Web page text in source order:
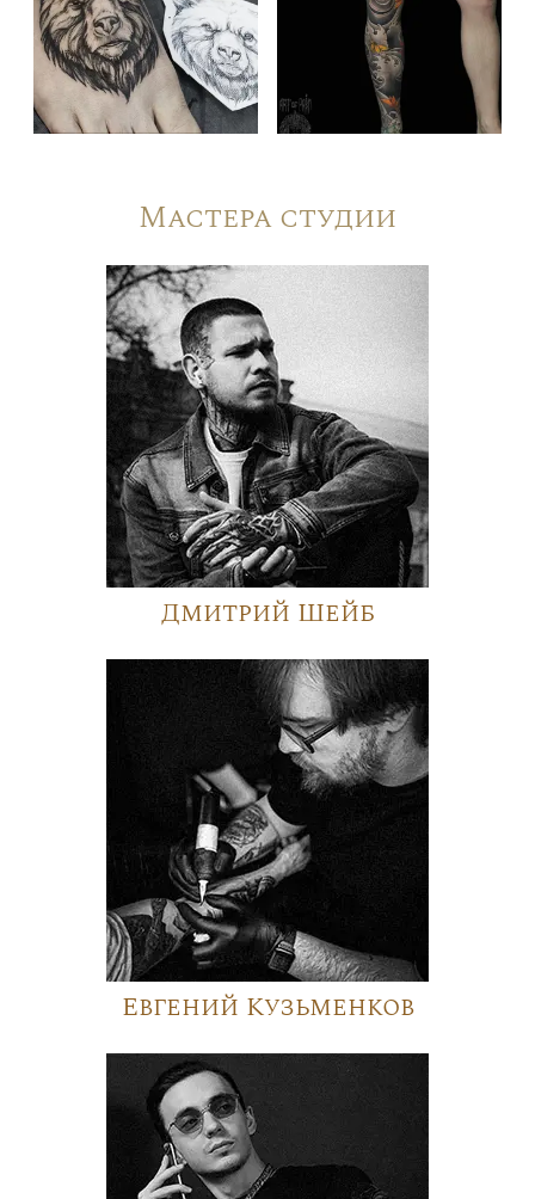
Мастера студии
Дмитрий Шейб
Евгений Кузьменков